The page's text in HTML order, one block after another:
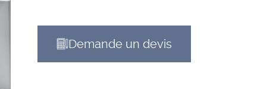
Demande un devis